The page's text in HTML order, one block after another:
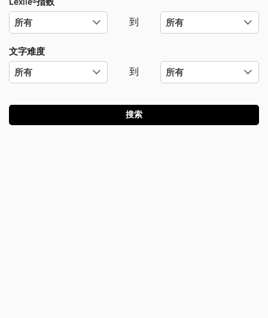
到
文字难度
到
搜索